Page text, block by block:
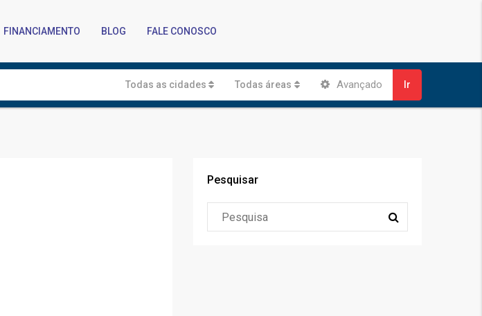
FINANCIAMENTO BLOG FALE CONOSCO
Todas as cidades Todas áreas Avançado Ir
Pesquisar